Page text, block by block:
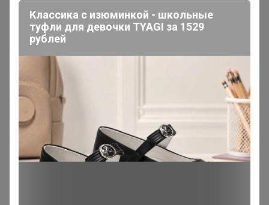
Медали 8
Номинировать на медаль
1
1
Классика с изюминкой - школьные
туфли для девочки TYAGI за 1529
рублей